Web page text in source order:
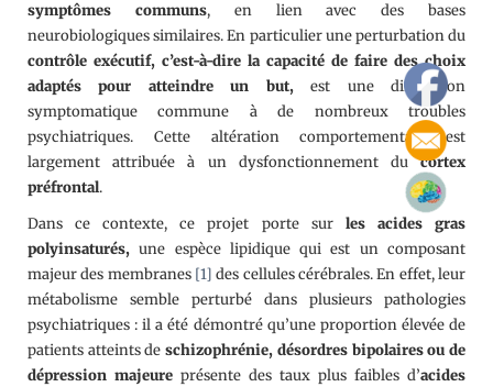
symptômes communs, en lien avec des bases
neurobiologiques similaires. En particulier une perturbation du
contrôle exécutif, c’est-à-dire la capacité de faire des choix
adaptés pour atteindre un but,est une dimension
symptomatique commune à de nombreux troubles
psychiatriques. Cette altération comportementale est
largement attribuée à un dysfonctionnement ducortex
préfrontal.
Dans ce contexte, ce projet porte sur les acides gras
polyinsaturés, une espèce lipidique qui est un composant
majeur des membranes [1] des cellules cérébrales. En effet, leur
métabolisme semble perturbé dans plusieurs pathologies
psychiatriques : il a été démontré qu’une proportion élevée de
patients atteints deschizophrénie, désordres bipolaires ou de
dépression majeure présente des taux plus faibles d’acides